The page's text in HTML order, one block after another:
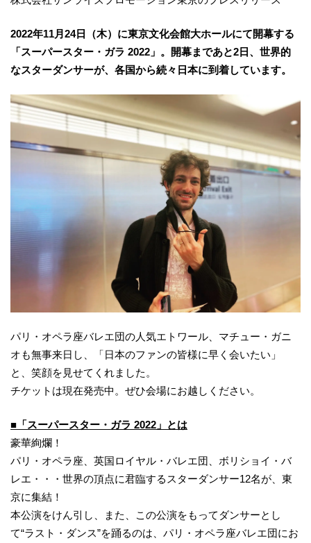
2022年11月24日（木）に東京文化会館大ホールにて開幕する
「スーパースター・ガラ 2022」。開幕まであと2日、世界的
なスターダンサーが、各国から続々日本に到着しています。
パリ・オペラ座バレエ団の人気エトワール、マチュー・ガニ
オも無事来日し、「日本のファンの皆様に早く会いたい」
と、笑顔を見せてくれました。
チケットは現在発売中。ぜひ会場にお越しください。
■「スーパースター・ガラ 2022」とは
豪華絢爛！
パリ・オペラ座、英国ロイヤル・バレエ団、ボリショイ・バ
レエ・・・世界の頂点に君臨するスターダンサー12名が、東
京に集結！
本公演をけん引し、また、この公演をもってダンサーとし
て“ラスト・ダンス”を踊るのは、パリ・オペラ座バレエ団にお